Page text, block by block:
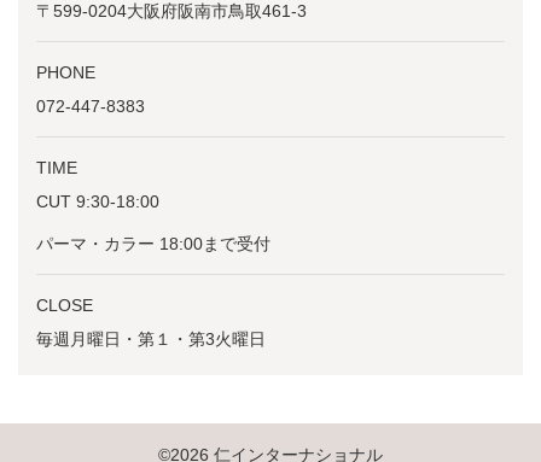
〒599-0204大阪府阪南市鳥取461-3
PHONE
072-447-8383
TIME
CUT 9:30-18:00
パーマ・カラー 18:00まで受付
CLOSE
毎週月曜日・第１・第3火曜日
©2026 仁インターナショナル